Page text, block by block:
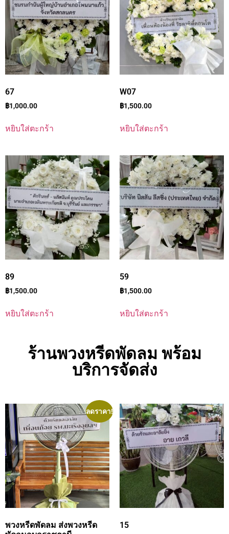
67
฿1,000.00
หยิบใส่ตะกร้า
W07
฿1,500.00
หยิบใส่ตะกร้า
89
฿1,500.00
หยิบใส่ตะกร้า
59
฿1,500.00
หยิบใส่ตะกร้า
ร้านพวงหรีดพัดลม พร้อม
บริการจัดส่ง
ลดราคา!
พวงหรีดพัดลม ส่งพวงหรีด
15